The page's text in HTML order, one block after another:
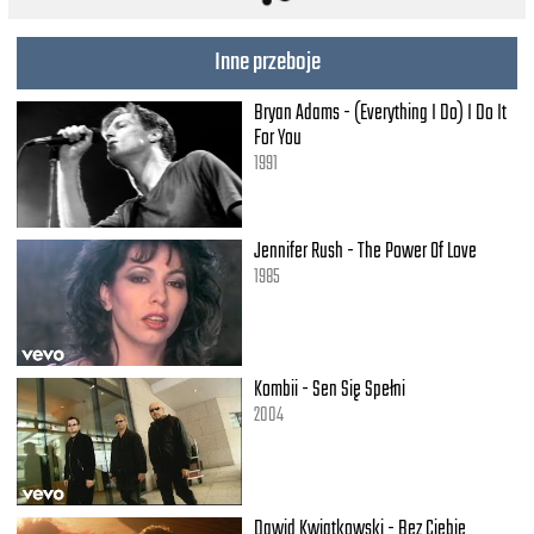
Ay, Dios mío, oh my God
[Chorus: will.i.am & Ozuna]
Mamacita, mamacita
Qué bonita (Mamacita)
Eh-oh-oh-oh
Eh-oh-oh-oh
[Verse 2: will.i.am & Ozuna]
Dame eso, dame beso
Dame tu corazón, dame cuerpo
Mami, when you give me body, I won't let go
You're the best, baby, yup, you special
Damn, baby, I want what you got
First time I seen you, I'm like, "Who that?"
Dame dulce, dame azúcar
I do what you say, vamos a bailar
'Cause I like the way you move like this (Eh)
I like the way you wind up your hips (Eh)
Inne przeboje
Bryan Adams - (Everything I Do) I Do It
For You
1991
Jennifer Rush - The Power Of Love
1985
Kombii - Sen Się Spełni
2004